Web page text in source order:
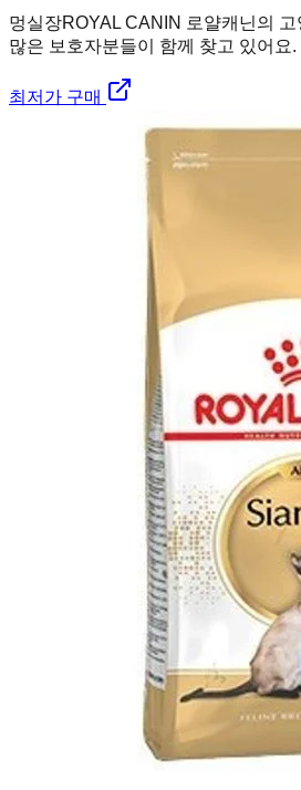
멍실장ROYAL CANIN 로얄캐닌의
많은 보호자분들이 함께 찾고 있어요.
최저가 구매